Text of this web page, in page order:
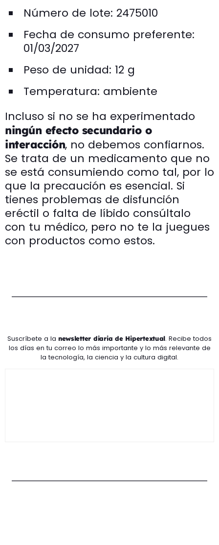
Número de lote: 2475010
Fecha de consumo preferente:
01/03/2027
Peso de unidad: 12 g
Temperatura: ambiente
Incluso si no se ha experimentado
ningún efecto secundario o
interacción, no debemos confiarnos.
Se trata de un medicamento que no
se está consumiendo como tal, por lo
que la precaución es esencial. Si
tienes problemas de disfunción
eréctil o falta de líbido consúltalo
con tu médico, pero no te la juegues
con productos como estos.
Suscríbete a la newsletter diaria de Hipertextual. Recibe todos
los días en tu correo lo más importante y lo más relevante de
la tecnología, la ciencia y la cultura digital.